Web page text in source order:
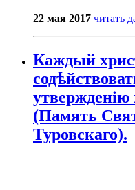
22 мая 2017 читать
Каждый
утвержденію
(Память
Туровскаго).